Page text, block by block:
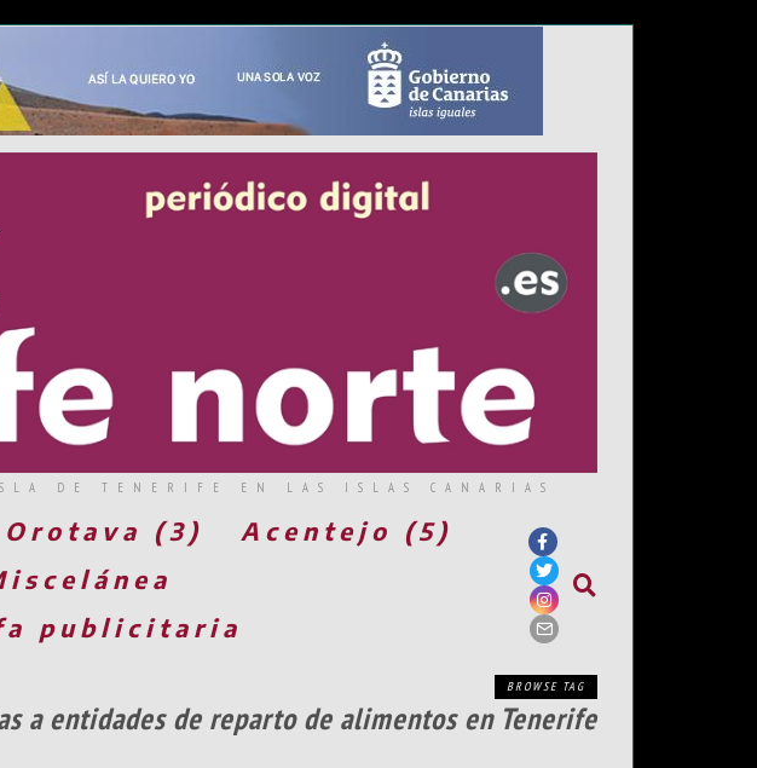
DE TENERIFE EN LAS ISLAS CANARIAS
(3)
Acentejo (5)
publicitaria
BROWSE TAG
a entidades de reparto de alimentos en Tenerife